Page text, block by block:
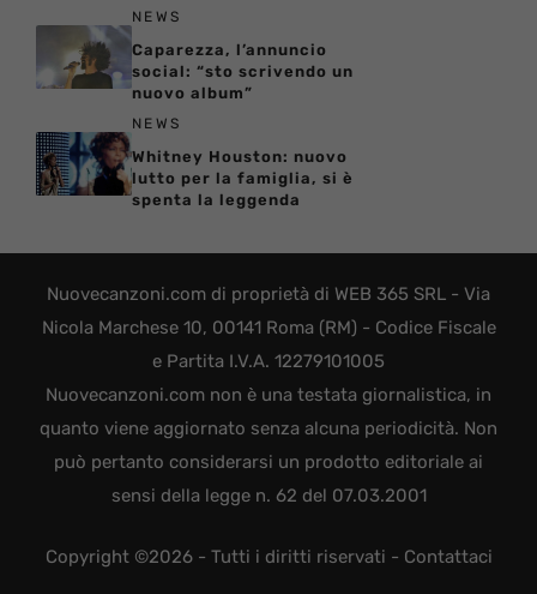
NEWS
Caparezza, l’annuncio
social: “sto scrivendo un
nuovo album”
NEWS
Whitney Houston: nuovo
lutto per la famiglia, si è
spenta la leggenda
Nuovecanzoni.com di proprietà di WEB 365 SRL - Via
Nicola Marchese 10, 00141 Roma (RM) - Codice Fiscale
e Partita I.V.A. 12279101005
Nuovecanzoni.com non è una testata giornalistica, in
quanto viene aggiornato senza alcuna periodicità. Non
può pertanto considerarsi un prodotto editoriale ai
sensi della legge n. 62 del 07.03.2001
Copyright ©2026 - Tutti i diritti riservati - Contattaci